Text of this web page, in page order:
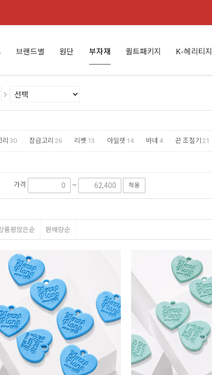
브랜드별 원단 부자재 퀼트패키지 K-헤리티지
리 30 잠금고리 26 리벳 13 아일렛 14 바네 4 끈 조절기 21
가격 ~ 적용
품평많은순 판매량순